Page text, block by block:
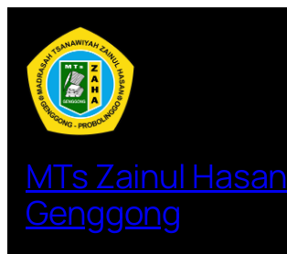
konten
MTs Zainul Hasan
Genggong